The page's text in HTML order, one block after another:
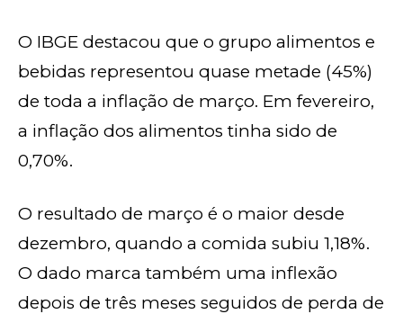
O IBGE destacou que o grupo alimentos e
bebidas representou quase metade (45%)
de toda a inflação de março. Em fevereiro,
a inflação dos alimentos tinha sido de
0,70%.
O resultado de março é o maior desde
dezembro, quando a comida subiu 1,18%.
O dado marca também uma inflexão
depois de três meses seguidos de perda de